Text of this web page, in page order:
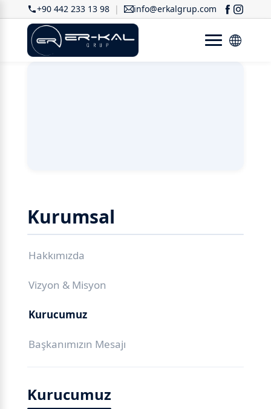
+90 442 233 13 98 info@erkalgrup.com
Kurumsal
Hakkımızda
Vizyon & Misyon
Kurucumuz
Başkanımızın Mesajı
Kurucumuz